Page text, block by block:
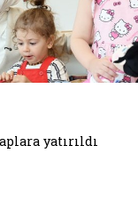
yatırıldı